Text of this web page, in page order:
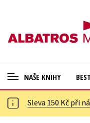
NAŠE KNIHY
ANGLICKÉ KNIHY -20
Sleva 150 Kč při